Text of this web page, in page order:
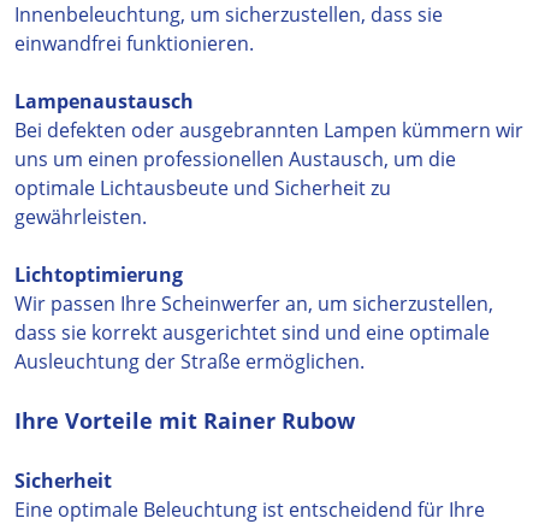
Innenbeleuchtung, um sicherzustellen, dass sie
einwandfrei funktionieren.
Lampenaustausch
Bei defekten oder ausgebrannten Lampen kümmern wir
uns um einen professionellen Austausch, um die
optimale Lichtausbeute und Sicherheit zu
gewährleisten.
Lichtoptimierung
Wir passen Ihre Scheinwerfer an, um sicherzustellen,
dass sie korrekt ausgerichtet sind und eine optimale
Ausleuchtung der Straße ermöglichen.
Ihre Vorteile mit Rainer Rubow
Sicherheit
Eine optimale Beleuchtung ist entscheidend für Ihre